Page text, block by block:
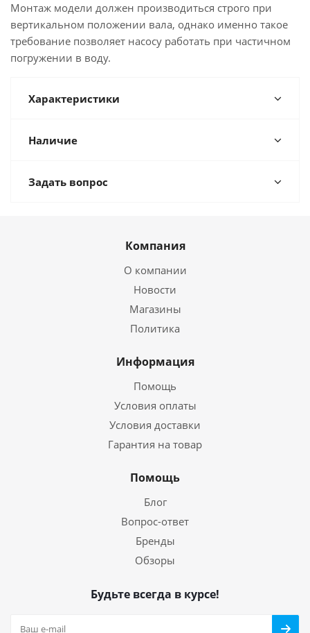
Монтаж модели должен производиться строго при
вертикальном положении вала, однако именно такое
требование позволяет насосу работать при частичном
погружении в воду.
Характеристики
Наличие
Задать вопрос
Компания
О компании
Новости
Магазины
Политика
Информация
Помощь
Условия оплаты
Условия доставки
Гарантия на товар
Помощь
Блог
Вопрос-ответ
Бренды
Обзоры
Будьте всегда в курсе!